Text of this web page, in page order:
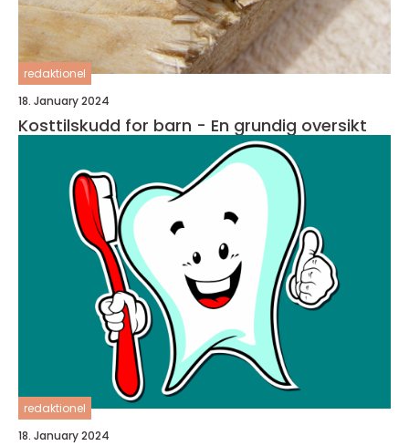
redaktionel
18. January 2024
Kosttilskudd for barn - En grundig oversikt
redaktionel
18. January 2024